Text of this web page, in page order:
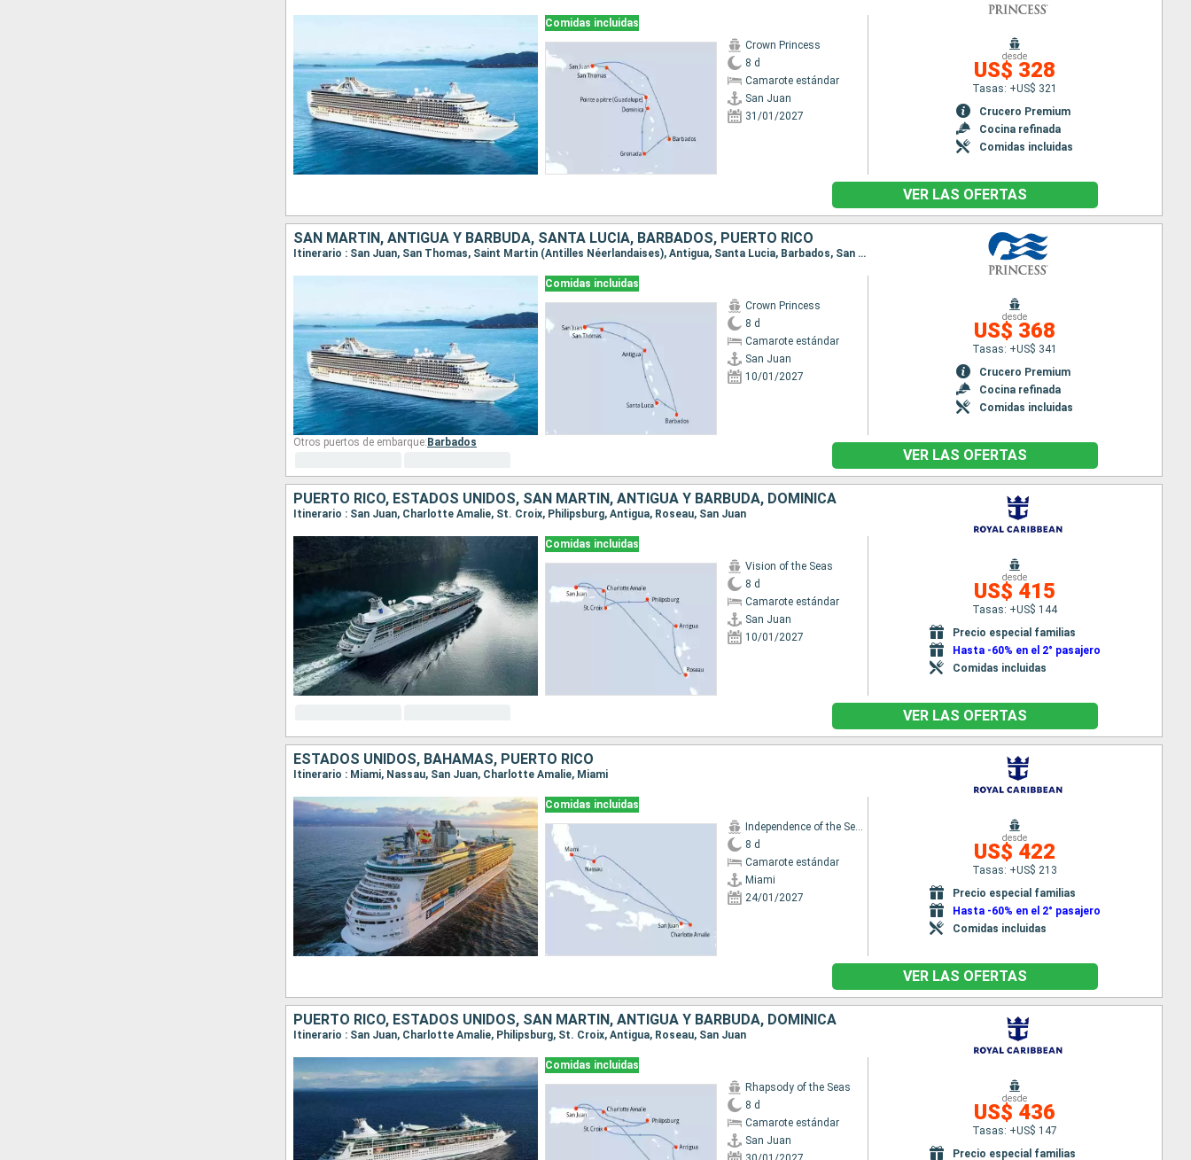
Comidas incluidas
Crown Princess
8 d
Camarote estándar
San Juan
31/01/2027
desde
US$ 328
Tasas: +US$ 321
Crucero Premium
Cocina refinada
Comidas incluidas
VER LAS OFERTAS
SAN MARTÍN, ANTIGUA Y BARBUDA, SANTA LUCIA, BARBADOS, PUERTO RICO
Itinerario : San Juan, San Thomas, Saint Martin (Antilles Néerlandaises), Antigua, Santa Lucia, Barbados, San Juan
Comidas incluidas
Crown Princess
8 d
Camarote estándar
San Juan
10/01/2027
desde
US$ 368
Tasas: +US$ 341
Crucero Premium
Cocina refinada
Comidas incluidas
Otros puertos de embarque: Barbados
VER LAS OFERTAS
PUERTO RICO, ESTADOS UNIDOS, SAN MARTÍN, ANTIGUA Y BARBUDA, DOMINICA
Itinerario : San Juan, Charlotte Amalie, St. Croix, Philipsburg, Antigua, Roseau, San Juan
Comidas incluidas
Vision of the Seas
8 d
Camarote estándar
San Juan
10/01/2027
desde
US$ 415
Tasas: +US$ 144
Precio especial familias
Hasta -60% en el 2° pasajero
Comidas incluidas
VER LAS OFERTAS
ESTADOS UNIDOS, BAHAMAS, PUERTO RICO
Itinerario : Miami, Nassau, San Juan, Charlotte Amalie, Miami
Comidas incluidas
Independence of the Seas
8 d
Camarote estándar
Miami
24/01/2027
desde
US$ 422
Tasas: +US$ 213
Precio especial familias
Hasta -60% en el 2° pasajero
Comidas incluidas
VER LAS OFERTAS
PUERTO RICO, ESTADOS UNIDOS, SAN MARTÍN, ANTIGUA Y BARBUDA, DOMINICA
Itinerario : San Juan, Charlotte Amalie, Philipsburg, St. Croix, Antigua, Roseau, San Juan
Comidas incluidas
Rhapsody of the Seas
8 d
Camarote estándar
San Juan
desde
US$ 436
Tasas: +US$ 147
Precio especial familias